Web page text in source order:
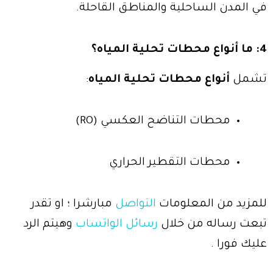
في المدن الساحلية والمناطق القاحلة.
4: ما أنواع محطات تحلية المياه؟
تشمل أنواع محطات تحلية المياه:
محطات التناضح العكسي (RO)
محطات التقطير الحراري
للمزيد من المعلومات التواصل مبارشرا ؛ او تقدر
تبعت رساله من خلال رسائل الواتساب وهيتم الرد
عليك فورا .